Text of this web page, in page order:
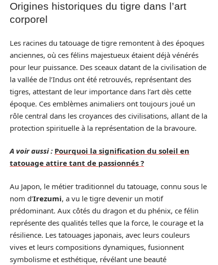
Origines historiques du tigre dans l’art
corporel
Les racines du tatouage de tigre remontent à des époques
anciennes, où ces félins majestueux étaient déjà vénérés
pour leur puissance. Des sceaux datant de la civilisation de
la vallée de l’Indus ont été retrouvés, représentant des
tigres, attestant de leur importance dans l’art dès cette
époque. Ces emblèmes animaliers ont toujours joué un
rôle central dans les croyances des civilisations, allant de la
protection spirituelle à la représentation de la bravoure.
A voir aussi : Pourquoi la signification du soleil en
tatouage attire tant de passionnés ?
Au Japon, le métier traditionnel du tatouage, connu sous le
nom d’Irezumi, a vu le tigre devenir un motif
prédominant. Aux côtés du dragon et du phénix, ce félin
représente des qualités telles que la force, le courage et la
résilience. Les tatouages japonais, avec leurs couleurs
vives et leurs compositions dynamiques, fusionnent
symbolisme et esthétique, révélant une beauté